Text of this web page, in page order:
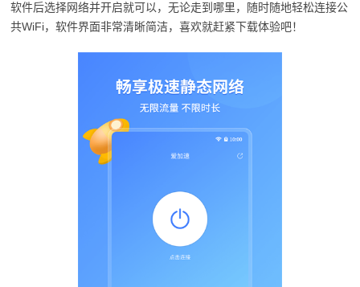
软件后选择网络并开启就可以，无论走到哪里，随时随地轻松连接公
共WiFi，软件界面非常清晰简洁，喜欢就赶紧下载体验吧！